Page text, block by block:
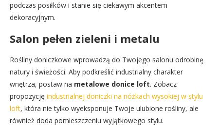
podczas posiłków i stanie się ciekawym akcentem
dekoracyjnym.
Salon pełen zieleni i metalu
Rośliny doniczkowe wprowadzą do Twojego salonu odrobinę
natury i świeżości. Aby podkreślić industrialny charakter
wnętrza, postaw na metalowe donice loft. Zobacz
propozycję industrialnej doniczki na nóżkach wysokiej w stylu
loft, która nie tylko wyeksponuje Twoje ulubione rośliny, ale
również doda pomieszczeniu wyjątkowego stylu.